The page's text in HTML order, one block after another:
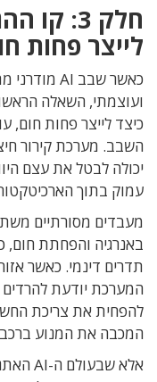
חלק 3: קו
לייצר פחות
כאשר שבב AI מודרני
ועוצמתי, השאלה
כיצד לייצר פחות חום,
השבב. מערכת קירור
יכולה לבטל את עצם
עמוק בתוך
מעבדים מסורתיים
באנרגיה והפחתת חום,
תדרים דינמי. כאשר
המערכת יודעת להרדים
להפחית את צריכת
המכבה את המנוע ברכב
אלא שבעולם ה-AI